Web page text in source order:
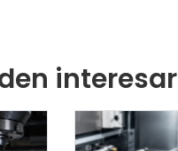
interesar